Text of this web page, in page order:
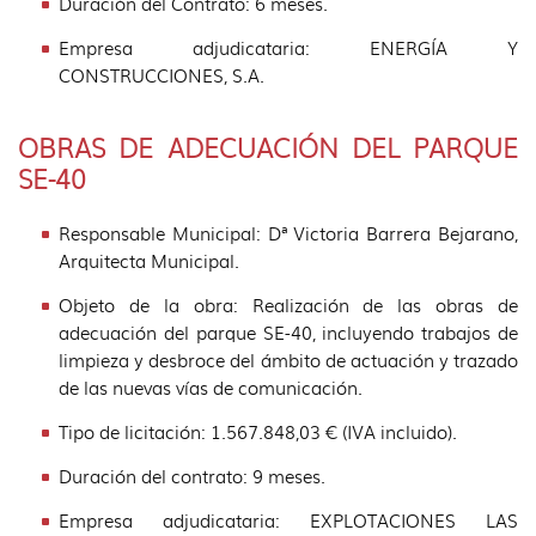
Empresa adjudicataria: ENERGÍA Y
CONSTRUCCIONES, S.A.
OBRAS DE ADECUACIÓN DEL PARQUE
SE-40
Responsable Municipal: Dª Victoria Barrera Bejarano,
Arquitecta Municipal.
Objeto de la obra: Realización de las obras de
adecuación del parque SE-40, incluyendo trabajos de
limpieza y desbroce del ámbito de actuación y trazado
de las nuevas vías de comunicación.
Tipo de licitación: 1.567.848,03 € (IVA incluido).
Duración del contrato: 9 meses.
Empresa adjudicataria: EXPLOTACIONES LAS